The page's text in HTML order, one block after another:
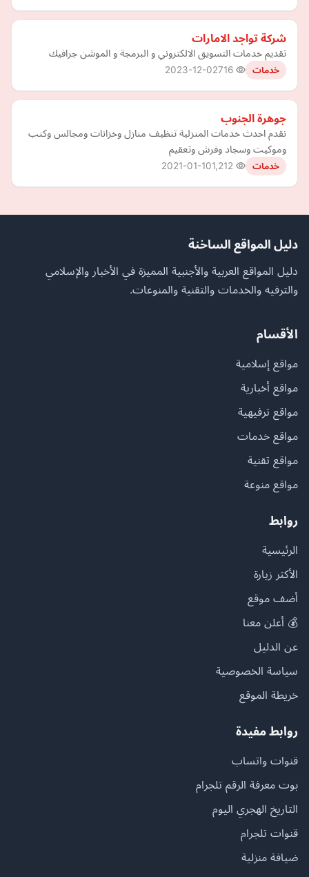
شركة تواجد الامارات
تقديم خدمات التسويق الالكتروني و البرمجة و الموشن جرافيك
خدمات 2023-12-02
جوهرة الجنوب
نقدم احدث خدمات المنزلية تنظيف منازل وخزانات ومجالس وكنب
وموكيت وسجاد وفرش وتعقيم
خدمات 2021-01-10
دليل المواقع الساخنة
دليل المواقع العربية والأجنبية المميزة في الأخبار والإسلامي
والترفيه والخدمات والتقنية والمنوعات.
الأقسام
مواقع إسلامية
مواقع أخبارية
مواقع ترفيهية
مواقع خدمات
مواقع تقنية
مواقع منوعة
روابط
الرئيسية
الأكثر زيارة
أضف موقع
💰 أعلن معنا
عن الدليل
سياسة الخصوصية
خريطة الموقع
روابط مفيدة
قنوات واتساب
بوت معرفة الرقم تلجرام
التاريخ الهجري اليوم
قنوات تلجرام
ضيافة منزلية